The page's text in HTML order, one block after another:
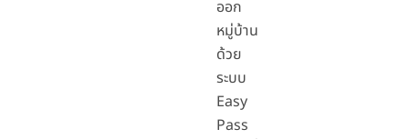
ออก
หมู่บ้าน
ด้วย
ระบบ
Easy
Pass